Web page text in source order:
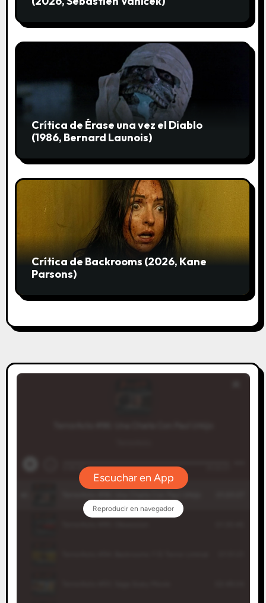
d
s
Crítica de Érase una vez el Diablo
(1986, Bernard Launois)
Crítica de Backrooms (2026, Kane
Parsons)